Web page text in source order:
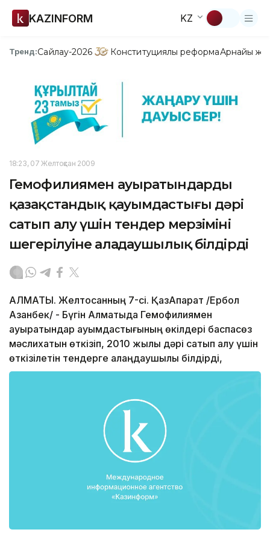
KAZINFORM KZ
Тренд:Сайлау-2026 Конституциялық реформаАрнайы
18:23, 07 Желтоқсан 2009
Гемофилиямен ауыратындардың
қазақстандық қауымдастығы дәрі
сатып алу үшін тендер мерзімінің
шегерілуіне алаңдаушылық білдірді
АЛМАТЫ. Желтоқсанның 7-сі. ҚазАқпарат /Ербол
Азанбек/ - Бүгін Алматыда Гемофилиямен
ауыратындар қауымдастығының өкілдері баспасөз
мәслихатын өткізіп, 2010 жылы дәрі сатып алу үшін
өткізілетін тендерге алаңдаушылық білдірді,